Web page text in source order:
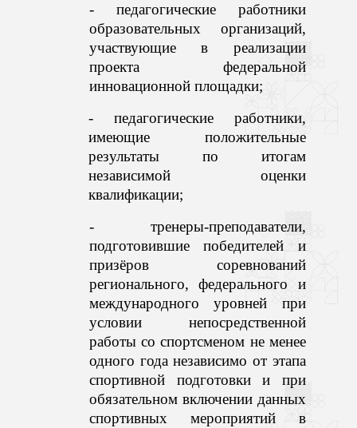
- педагогические работники
образовательных организаций,
участвующие в реализации
проекта федеральной
инновационной площадки;
- педагогические работники,
имеющие положительные
результаты по итогам
независимой оценки
квалификации;
- тренеры-преподаватели,
подготовившие победителей и
призёров соревнований
регионального, федерального и
международного уровней при
условии непосредственной
работы со спортсменом не менее
одного года независимо от этапа
спортивной подготовки и при
обязательном включении данных
спортивных мероприятий в